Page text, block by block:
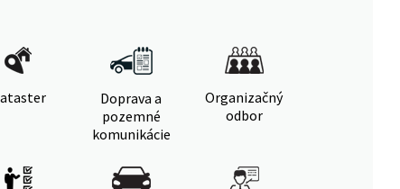
Doprava a
pozemné
komunikácie
Organizačný
odbor